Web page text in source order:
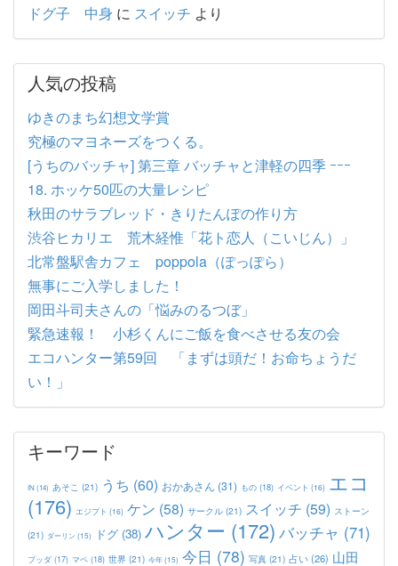
ドグ子 中身 に スイッチ より
人気の投稿
ゆきのまち幻想文学賞
究極のマヨネーズをつくる。
[うちのバッチャ] 第三章 バッチャと津軽の四季 ｰｰｰ
18. ホッケ50匹の大量レシピ
秋田のサラブレッド・きりたんぽの作り方
渋谷ヒカリエ 荒木経惟「花ト恋人（こいじん）」
北常盤駅舎カフェ poppola（ぽっぽら）
無事にご入学しました！
岡田斗司夫さんの「悩みのるつぼ」
緊急速報！ 小杉くんにご飯を食べさせる友の会
エコハンター第59回 「まずは頭だ！お命ちょうだ
い！」
キーワード
IN(14) あそこ (21) うち (60) おかあさん (31) もの (18) イベント (16) エコ
(176) エジプト (16) ケン (58) サークル (21) スイッチ (59) ストーン
(21) ダーリン(15) ドグ (38) ハンター (172) バッチャ (71)
ブッダ (17) マペ (18) 世界 (21) 今年(15) 今日 (78) 写真 (21) 占い(26) 山田